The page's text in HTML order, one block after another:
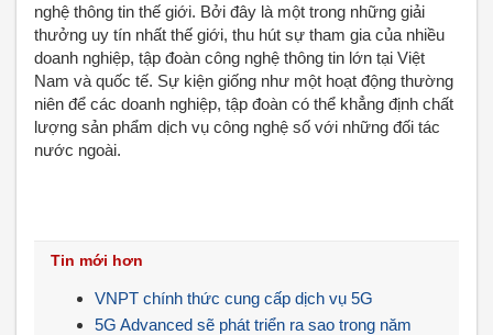
nghệ thông tin thế giới. Bởi đây là một trong những giải
thưởng uy tín nhất thế giới, thu hút sự tham gia của nhiều
doanh nghiệp, tập đoàn công nghệ thông tin lớn tại Việt
Nam và quốc tế. Sự kiện giống như một hoạt động thường
niên để các doanh nghiệp, tập đoàn có thể khẳng định chất
lượng sản phẩm dịch vụ công nghệ số với những đối tác
nước ngoài.
Tin mới hơn
VNPT chính thức cung cấp dịch vụ 5G
5G Advanced sẽ phát triển ra sao trong năm